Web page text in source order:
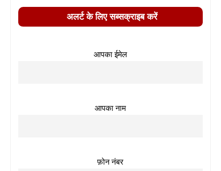
अलर्ट के लिए सब्सक्राइब करें
आपका ईमेल
आपका नाम
फ़ोन नंबर